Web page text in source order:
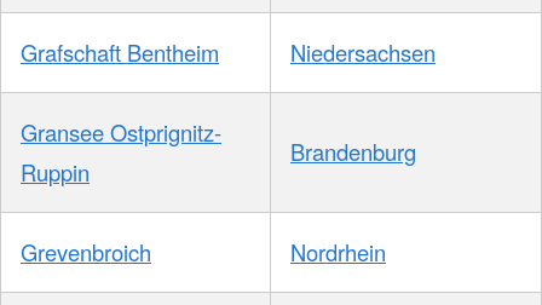
Grafschaft Bentheim Niedersachsen
Gransee Ostprignitz-
Ruppin
Brandenburg
Grevenbroich Nordrhein